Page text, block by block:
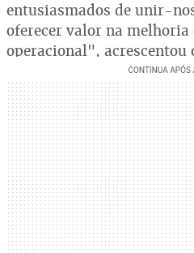
entusiasmados de unir-
oferecer valor na melhoria
operacional", acrescentou